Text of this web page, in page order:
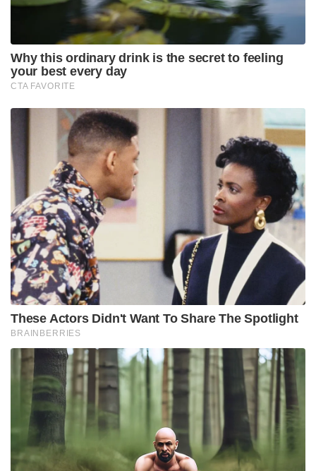
Why this ordinary drink is the secret to feeling
your best every day
CTA FAVORITE
These Actors Didn't Want To Share The Spotlight
BRAINBERRIES